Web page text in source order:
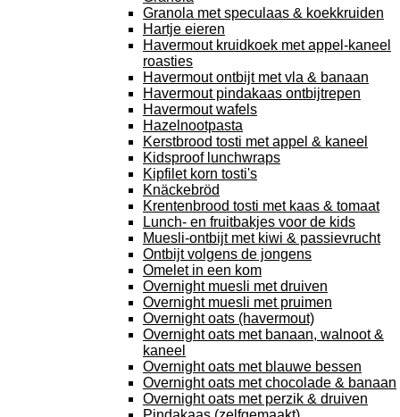
Granola met speculaas & koekkruiden
Hartje eieren
Havermout kruidkoek met appel-kaneel
roasties
Havermout ontbijt met vla & banaan
Havermout pindakaas ontbijtrepen
Havermout wafels
Hazelnootpasta
Kerstbrood tosti met appel & kaneel
Kidsproof lunchwraps
Kipfilet korn tosti's
Knäckebröd
Krentenbrood tosti met kaas & tomaat
Lunch- en fruitbakjes voor de kids
Muesli-ontbijt met kiwi & passievrucht
Ontbijt volgens de jongens
Omelet in een kom
Overnight muesli met druiven
Overnight muesli met pruimen
Overnight oats (havermout)
Overnight oats met banaan, walnoot &
kaneel
Overnight oats met blauwe bessen
Overnight oats met chocolade & banaan
Overnight oats met perzik & druiven